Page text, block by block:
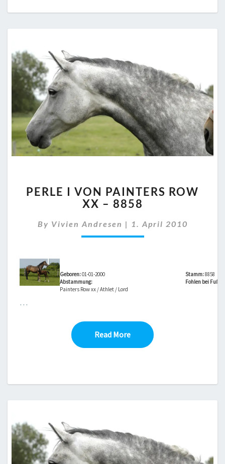
I
VON
ROW
XX
PERLE I VON PAINTERS ROW
XX – 8858
By Vivien Andresen | 1. April 2010
Geboren:01-01-2000 Stamm:8858
Abstammung:
Painters Row xx / Athlet / Lord
Fohlen bei Fuß
…
Read MoreRead More